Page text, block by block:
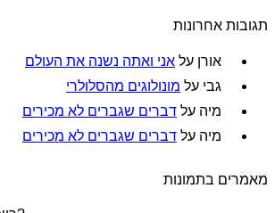
תגובות אחרונות
אורן על אני ואתה נשנה את העולם
גבי על מונולוגים מהסלולרי
מיה על דברים שגברים לא מכירים
מיה על דברים שגברים לא מכירים
מאמרים בתמונות